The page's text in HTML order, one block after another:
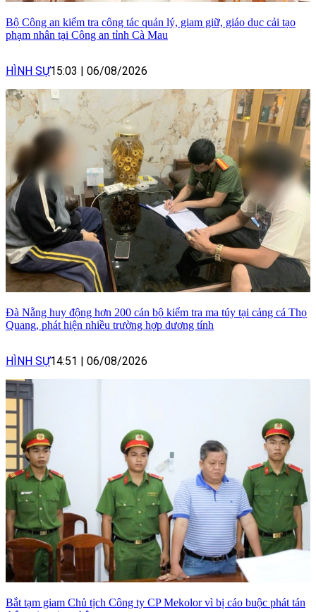
Bộ Công an kiểm tra công tác quản lý, giam giữ, giáo dục cải tạo
phạm nhân tại Công an tỉnh Cà Mau
HÌNH SỰ15:03 06/08/2026
Đà Nẵng huy động hơn 200 cán bộ kiểm tra ma túy tại cảng cá Thọ
Quang, phát hiện nhiều trường hợp dương tính
HÌNH SỰ14:51 06/08/2026
Bắt tạm giam Chủ tịch Công ty CP Mekolor vì bị cáo buộc phát tán